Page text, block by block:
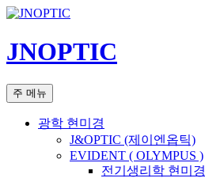
컨
츠
로
너
JNOPTIC
검
색
주 메뉴
광학 현미경
J&OPTIC (제이엔옵틱)
EVIDENT ( OLYMPUS )
전기생리학 현미경